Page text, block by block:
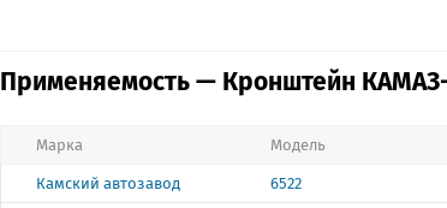
Применяемость — Кронштейн
Марка Модель
Камский автозавод 6522